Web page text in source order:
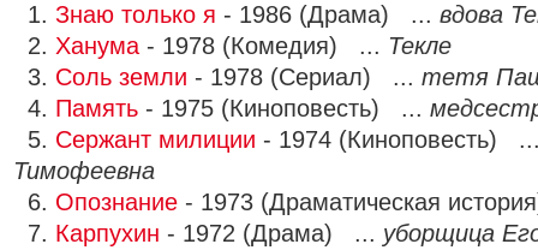
1. Знаю только я - 1986 (Драма) ... вдова
2. Ханума - 1978 (Комедия) ... Текле
3. Соль земли - 1978 (Сериал) ... тетя
4. Память - 1975 (Киноповесть) ...
5. Сержант милиции - 1974 (Киноповесть)
Тимофеевна
6. Опознание - 1973 (Драматическая
7. Карпухин - 1972 (Драма) ... уборщица